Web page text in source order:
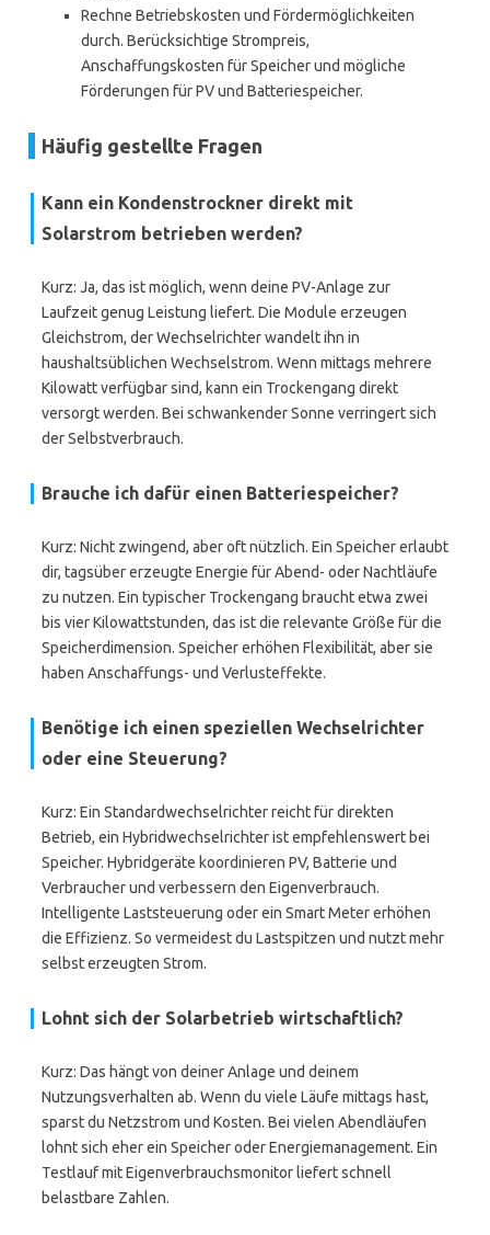
Rechne Betriebskosten und Fördermöglichkeiten
durch. Berücksichtige Strompreis,
Anschaffungskosten für Speicher und mögliche
Förderungen für PV und Batteriespeicher.
Häufig gestellte Fragen
Kann ein Kondenstrockner direkt mit
Solarstrom betrieben werden?
Kurz: Ja, das ist möglich, wenn deine PV-Anlage zur
Laufzeit genug Leistung liefert. Die Module erzeugen
Gleichstrom, der Wechselrichter wandelt ihn in
haushaltsüblichen Wechselstrom. Wenn mittags mehrere
Kilowatt verfügbar sind, kann ein Trockengang direkt
versorgt werden. Bei schwankender Sonne verringert sich
der Selbstverbrauch.
Brauche ich dafür einen Batteriespeicher?
Kurz: Nicht zwingend, aber oft nützlich. Ein Speicher erlaubt
dir, tagsüber erzeugte Energie für Abend- oder Nachtläufe
zu nutzen. Ein typischer Trockengang braucht etwa zwei
bis vier Kilowattstunden, das ist die relevante Größe für die
Speicherdimension. Speicher erhöhen Flexibilität, aber sie
haben Anschaffungs- und Verlusteffekte.
Benötige ich einen speziellen Wechselrichter
oder eine Steuerung?
Kurz: Ein Standardwechselrichter reicht für direkten
Betrieb, ein Hybridwechselrichter ist empfehlenswert bei
Speicher. Hybridgeräte koordinieren PV, Batterie und
Verbraucher und verbessern den Eigenverbrauch.
Intelligente Laststeuerung oder ein Smart Meter erhöhen
die Effizienz. So vermeidest du Lastspitzen und nutzt mehr
selbst erzeugten Strom.
Lohnt sich der Solarbetrieb wirtschaftlich?
Kurz: Das hängt von deiner Anlage und deinem
Nutzungsverhalten ab. Wenn du viele Läufe mittags hast,
sparst du Netzstrom und Kosten. Bei vielen Abendläufen
lohnt sich eher ein Speicher oder Energiemanagement. Ein
Testlauf mit Eigenverbrauchsmonitor liefert schnell
belastbare Zahlen.